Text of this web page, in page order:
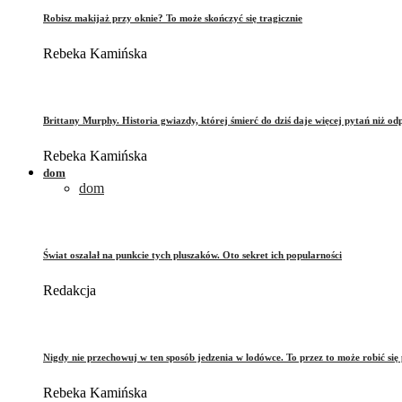
Robisz makijaż przy oknie? To może skończyć się tragicznie
Rebeka Kamińska
Brittany Murphy. Historia gwiazdy, której śmierć do dziś daje więcej pytań niż
Rebeka Kamińska
dom
dom
Świat oszalał na punkcie tych pluszaków. Oto sekret ich popularności
Redakcja
Nigdy nie przechowuj w ten sposób jedzenia w lodówce. To przez to może robić się
Rebeka Kamińska